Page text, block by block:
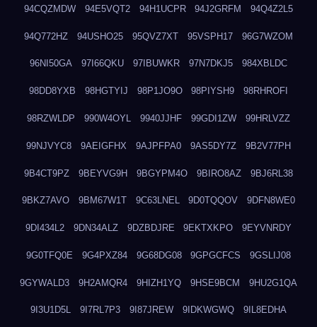
94CQZMDW 94E5VQT2 94H1UCPR 94J2GRFM 94Q4Z2L5
94Q772HZ 94USHO25 95QVZ7XT 95VSPH17 96G7WZOM
96NI50GA 97I66QKU 97IBUWKR 97N7DKJ5 984XBLDC
98DD8YXB 98HGTYIJ 98P1JO9O 98PIYSH9 98RHROFI
98RZWLDP 990W4OYL 9940JJHF 99GDI1ZW 99HRLVZZ
99NJVYC8 9AEIGFHX 9AJPFPA0 9AS5DY7Z 9B2V77PH
9B4CT9PZ 9BEYVG9H 9BGYPM4O 9BIRO8AZ 9BJ6RL38
9BKZ7AVO 9BM67W1T 9C63LNEL 9D0TQQOV 9DFN8WE0
9DI434L2 9DN34ALZ 9DZBDJRE 9EKTXKPO 9EYVNRDY
9G0TFQ0E 9G4PXZ84 9G68DG08 9GPGCFCS 9GSLIJ08
9GYWALD3 9H2AMQR4 9HIZH1YQ 9HSE9BCM 9HU2G1QA
9I3U1D5L 9I7RL7P3 9I87JREW 9IDKWGWQ 9IL8EDHA